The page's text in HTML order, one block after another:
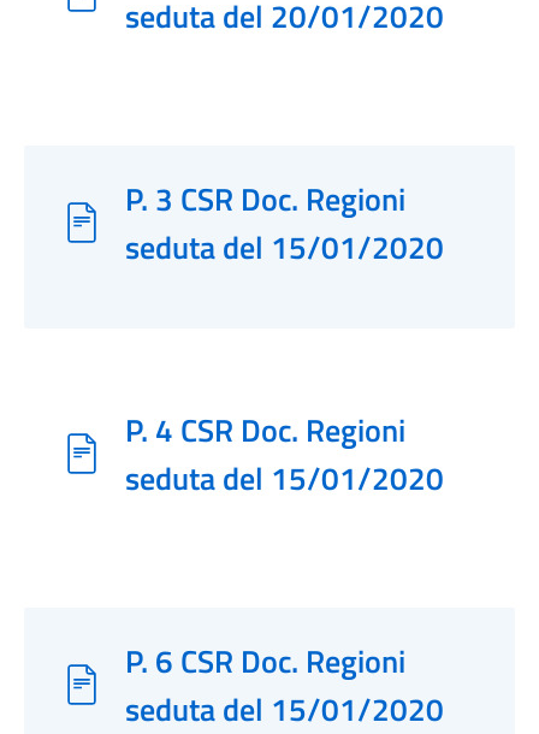
seduta del 20/01/2020
P. 3 CSR Doc. Regioni
seduta del 15/01/2020
P. 4 CSR Doc. Regioni
seduta del 15/01/2020
P. 6 CSR Doc. Regioni
seduta del 15/01/2020